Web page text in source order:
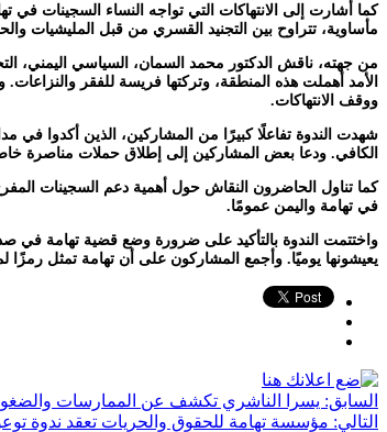
كما أشارت إلى الانتهاكات التي تواجه النساء السجينات
مأساوية، تتراوح بين التجنيد القسري من قبل المليشيات
من جهته، ناقش الدكتور محمد السمان، السياسي اليمني،
الأمد أهملت هذه المنطقة، وتركتها فريسة للفقر
ووقف الانتهاكات.
شهدت الندوة تفاعلًا كبيرًا من المشاركين، الذين أكدوا في
الكافي. ودعا بعض المشاركين إلى إطلاق حملات مناصرة
كما تناول الحاضرون النقاش حول أهمية دعم السجينات
في تهامة واليمن عمومًا.
واختتمت الندوة بالتأكيد على ضرورة وضع قضية تهامة في
يعيشونها يوميًا. وأجمع المشاركون على أن تهامة تمثل رمزًا
السابق: يسرا الناشري تكشف عن الممارسات والضغوط
التالي: مؤسسة تهامة للحقوق والحريات تعقد ندوة